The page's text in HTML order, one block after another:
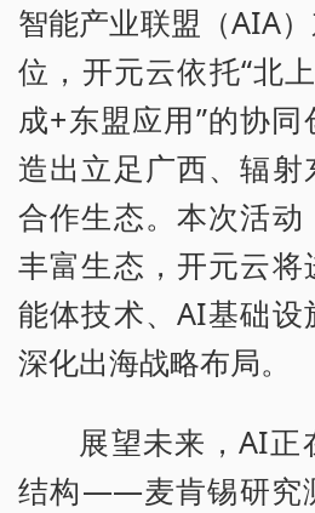
智能产业联盟（AIA
位，开元云依托“北
成+东盟应用”的协
造出立足广西、辐
合作生态。本次活动
丰富生态，开元云
能体技术、AI基础设
深化出海战略布局。
展望未来，AI正
结构——麦肯锡研究